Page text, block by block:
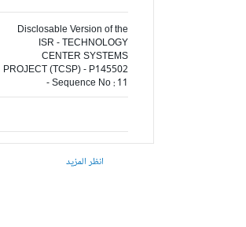
Disclosable Version of the
ISR - TECHNOLOGY
CENTER SYSTEMS
PROJECT (TCSP) - P145502
- Sequence No : 11
انظر المزيد